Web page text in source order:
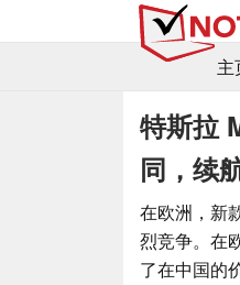
主
特斯拉
同，续
在欧洲，新
烈竞争。在
了在中国的